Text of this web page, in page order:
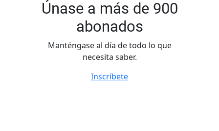
Únase a más de 900
abonados
Manténgase al día de todo lo que
necesita saber.
Inscríbete